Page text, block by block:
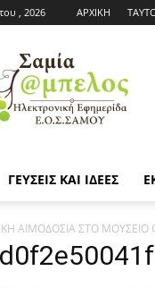
, 2026 ΑΡΧΙΚΗ
Εφημερίδα
ΕΟΣΣ
|
Σαμία
ΓΕΥΣΕΙΣ ΚΑΙ ΙΔΕΕΣ
ΑΙΜΟΔΟΣΙΑ ΣΤΟ